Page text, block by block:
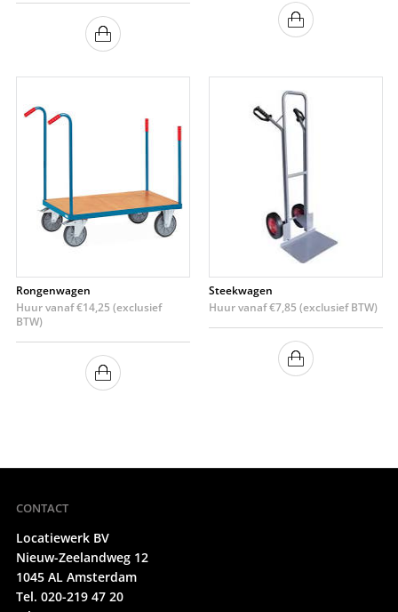
Rongenwagen
Huur vanaf€14,25 (exclusief
BTW)
Steekwagen
Huur vanaf€7,85 (exclusief BTW)
CONTACT
Locatiewerk BV
Nieuw-Zeelandweg 12
1045 AL Amsterdam
Tel. 020-219 47 20